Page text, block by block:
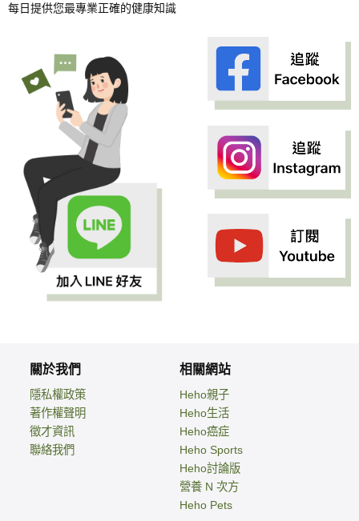
每日提供您最專業正確的健康知識
關於我們
隱私權政策
著作權聲明
徵才資訊
聯絡我們
相關網站
Heho親子
Heho生活
Heho癌症
Heho Sports
Heho討論版
營養 N 次方
Heho Pets